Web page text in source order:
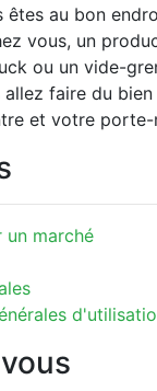
êtes au bon
vous, un
ou un vide-
faire du
et votre porte-
un marché